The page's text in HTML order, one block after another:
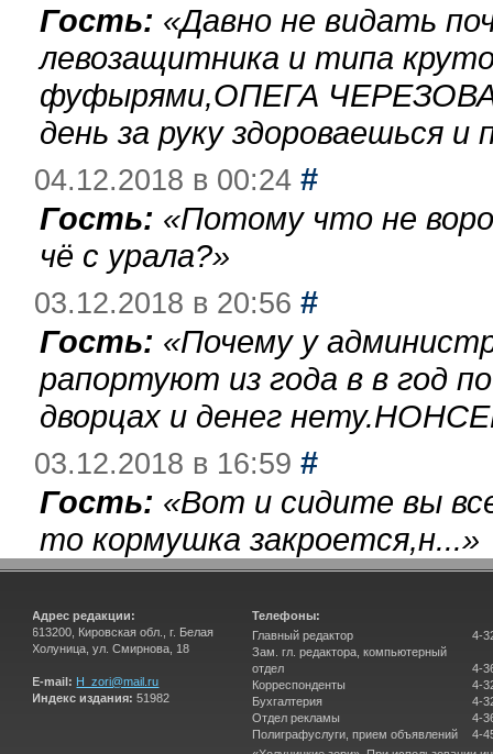
Гость: «Давно не видать
левозащитника и типа
фуфырями,ОПЕГА
день за руку здороваешься
04.12.2018 в 00:24 #
Гость: «Потому что не
чё с урала?»
03.12.2018 в 20:56 #
Гость: «Почему у
рапортуют из года в в год
дворцах и денег
03.12.2018 в 16:59 #
Гость: «Вот и сидите вы
то кормушка закроется,н...»
Адрес редакции:
613200, Кировская обл., г. Белая
Холуница, ул. Смирнова, 18
E-mail: H_zori@mail.ru
Индекс издания: 51982
Телефоны:
Главный редактор
Зам. гл. редактора, компьютерный
отдел
Корреспонденты
Бухгалтерия
Отдел рекламы
Полиграфуслуги, прием объявлений
4-
4-
4-
4-
4-
4-